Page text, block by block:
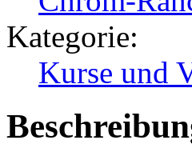
Kategorie:
Kurse und